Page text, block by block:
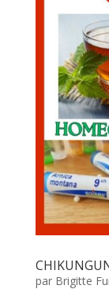
par Brigitte